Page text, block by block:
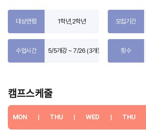
대상연령 1학년,2학년 모집기간
수업시간 5/5개강 ~ 7/26 (3개월) 횟수
캠프스케줄
MON | THU | WED | THU